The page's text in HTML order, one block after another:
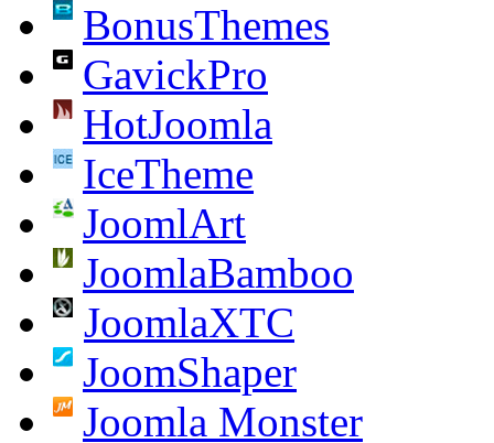
BonusThemes
GavickPro
HotJoomla
IceTheme
JoomlArt
JoomlaBamboo
JoomlaXTC
JoomShaper
Joomla Monster